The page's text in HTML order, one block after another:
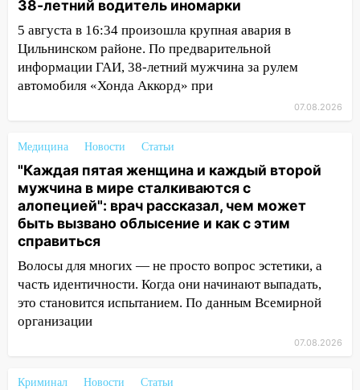
августа: список АЗС
11:50 Заснул рядом с ребёнком и
случайно задушил его: суд вынес
приговор
сарай
11:38 В Госдуме предложили отменить
ЕГЭ с 2027 года
11:25 В Ульяновске ИИ будет выявлять
нарушителей на контейнерных
площадках
11:20 Ульяновская шахматистка
Валерия Клейменова выиграла два
золота в составе сборной мира
38-летний водитель иномарки
5 августа в 16:34 произошла крупная авария в
Цильнинском районе. По предварительной
информации ГАИ, 38-летний мужчина за рулем
автомобиля «Хонда Аккорд» при
07.08.2026
Медицина Новости Статьи
"Каждая пятая женщина и каждый второй
мужчина в мире сталкиваются с
алопецией": врач рассказал, чем может
быть вызвано облысение и как с этим
справиться
Волосы для многих — не просто вопрос эстетики, а
часть идентичности. Когда они начинают выпадать,
это становится испытанием. По данным Всемирной
организации
07.08.2026
Криминал Новости
Статьи